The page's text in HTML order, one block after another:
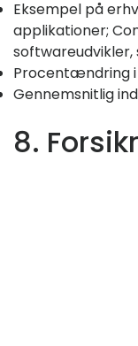
Eksempel på
applikationer;
Procentændring i
Gennemsnitlig
8.